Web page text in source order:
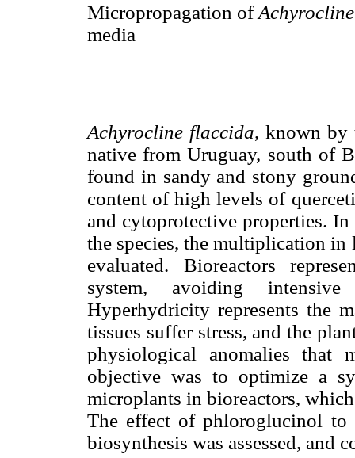
Micropropagation of
media
Achyrocline flaccida, known by
native from Uruguay, south of
found in sandy and stony
content of high levels of
and cytoprotective properties.
the species, the multiplication
evaluated. Bioreactors
system, avoiding
Hyperhydricity represents the
tissues suffer stress, and the
physiological anomalies
objective was to optimize a
microplants in bioreactors,
The effect of phloroglucinol
biosynthesis was assessed, and